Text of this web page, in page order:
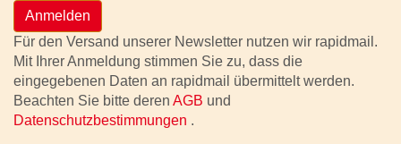
Anmelden
Für den Versand unserer Newsletter nutzen wir rapidmail.
Mit Ihrer Anmeldung stimmen Sie zu, dass die
eingegebenen Daten an rapidmail übermittelt werden.
Beachten Sie bitte deren AGB und
Datenschutzbestimmungen .